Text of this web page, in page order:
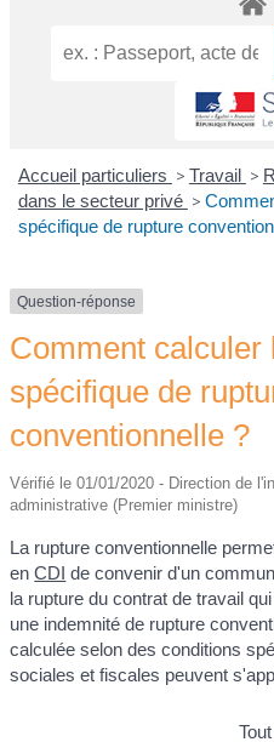
Accueil particuliers > Travail >
dans le secteur privé >
spécifique de rupture
Question-réponse
Comment calculer
spécifique de
conventionnelle ?
Vérifié le 01/01/2020 - Direction de
administrative (Premier ministre)
La rupture conventionnelle
enCDI de convenir d'un
la rupture du contrat de travail
une indemnité de rupture
calculée selon des conditions
sociales et fiscales peuvent